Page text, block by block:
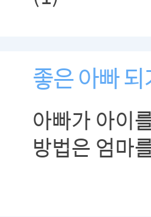
좋은 아빠 되
아빠가 아이
방법은 엄마